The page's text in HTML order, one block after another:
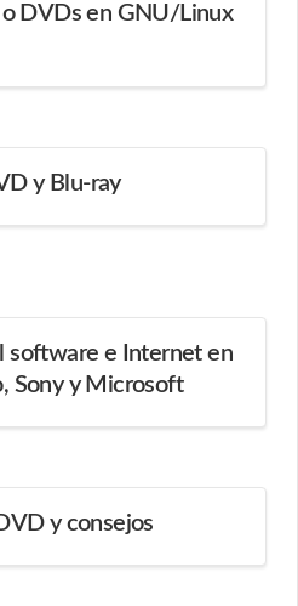
o DVDs en GNU/Linux
y Blu-ray
software e Internet en
Sony y Microsoft
y consejos